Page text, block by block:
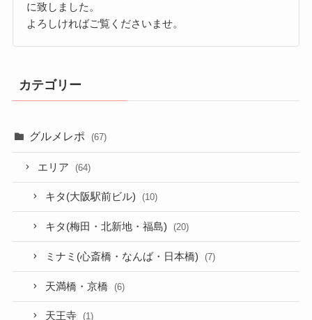
に致しました。
よろしければご覧くださいませ。
カテゴリー
グルメレポ (67)
エリア (64)
キタ(大阪駅前ビル) (10)
キタ(梅田・北新地・福島) (20)
ミナミ(心斎橋・なんば・日本橋) (7)
天満橋・京橋 (6)
天王寺 (1)